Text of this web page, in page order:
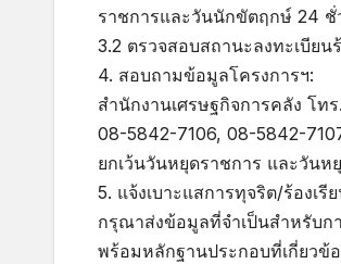
ราชการและวันนักขัตฤกษ์ 24 ชั่
3.2 ตรวจสอบสถานะลงทะเบีย
4. สอบถามข้อมูลโครงการฯ:
สำนักงานเศรษฐกิจการคลัง โ
08-5842-7106, 08-5842-
ยกเว้นวันหยุดราชการ และวัน
5. แจ้งเบาะแสการทุจริต/ร้องเรี
กรุณาส่งข้อมูลที่จำเป็นสำหรับก
พร้อมหลักฐานประกอบที่เกี่ยวข้